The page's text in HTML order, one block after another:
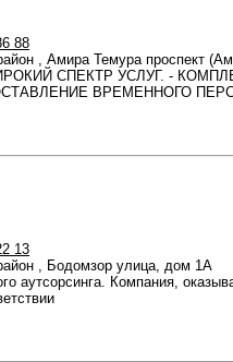
88
, Амира Темура проспект
СПЕКТР УСЛУГ. -
ВРЕМЕННОГО
13
, Бодомзор улица, дом 1А
аутсорсинга. Компания,